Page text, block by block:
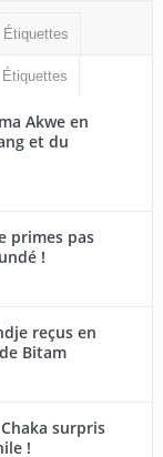
Étiquettes
Étiquettes
Akwe en
et du
primes pas
!
reçus en
Bitam
surpris
!